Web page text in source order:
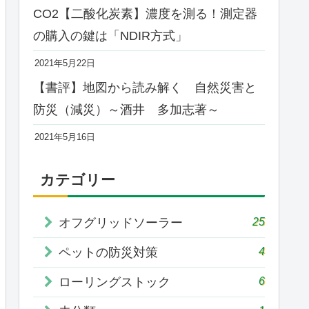
CO2【二酸化炭素】濃度を測る！測定器
の購入の鍵は「NDIR方式」
2021年5月22日
【書評】地図から読み解く 自然災害と
防災（減災）～酒井 多加志著～
2021年5月16日
カテゴリー
オフグリッドソーラー 25
ペットの防災対策 4
ローリングストック 6